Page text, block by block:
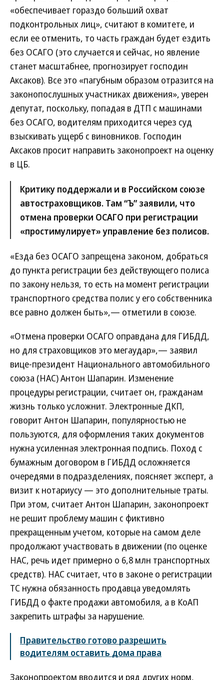
«обеспечивает гораздо больший охват
подконтрольных лиц», считают в комитете, и
если ее отменить, то часть граждан будет ездить
без ОСАГО (это случается и сейчас, но явление
станет масштабнее, прогнозирует господин
Аксаков). Все это «пагубным образом отразится на
законопослушных участниках движения», уверен
депутат, поскольку, попадая в ДТП с машинами
без ОСАГО, водителям приходится через суд
взыскивать ущерб с виновников. Господин
Аксаков просит направить законопроект на оценку
в ЦБ.
Критику поддержали и в Российском союзе
автостраховщиков. Там “Ъ” заявили, что
отмена проверки ОСАГО при регистрации
«простимулирует» управление без полисов.
«Езда без ОСАГО запрещена законом, добраться
до пункта регистрации без действующего полиса
по закону нельзя, то есть на момент регистрации
транспортного средства полис у его собственника
все равно должен быть»,— отметили в союзе.
«Отмена проверки ОСАГО оправдана для ГИБДД,
но для страховщиков это мегаудар»,— заявил
вице-президент Национального автомобильного
союза (НАС) Антон Шапарин. Изменение
процедуры регистрации, считает он, гражданам
жизнь только усложнит. Электронные ДКП,
говорит Антон Шапарин, популярностью не
пользуются, для оформления таких документов
нужна усиленная электронная подпись. Поход с
бумажным договором в ГИБДД осложняется
очередями в подразделениях, поясняет эксперт, а
визит к нотариусу — это дополнительные траты.
При этом, считает Антон Шапарин, законопроект
не решит проблему машин с фиктивно
прекращенным учетом, которые на самом деле
продолжают участвовать в движении (по оценке
НАС, речь идет примерно о 6,8 млн транспортных
средств). НАС считает, что в законе о регистрации
ТС нужна обязанность продавца уведомлять
ГИБДД о факте продажи автомобиля, а в КоАП
закрепить штрафы за нарушение.
Правительство готово разрешить
водителям оставить дома права
Законопроектом вводится и ряд других норм,